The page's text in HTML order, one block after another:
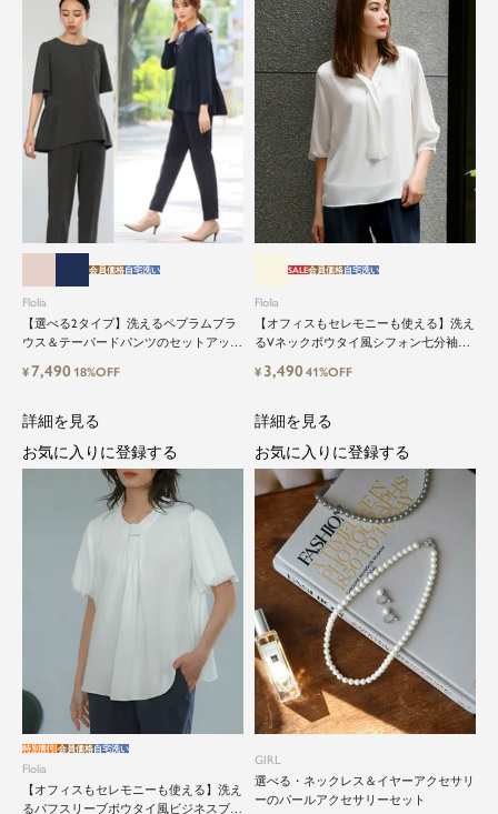
鮮度アップを重ねつづける、大人の女
性のためのスーツファッション
オフィスやマザーシーンで活躍するセレモニース
close
Flolia
【選べる2タイプ】洗えるペプラムブラ
ウス＆テーパードパンツのセットアップ
会員価格自宅洗い
¥7,490 18%OFF
Flolia
【オフィスもセレモニーも使える】洗え
るVネックボウタイ風シフォン七分袖ビ
SALE会員価格自宅洗い
¥ 3,49041%OFF
Flolia
【オフィスもセレモニーも使える】洗え
るパフスリーブボウタイ風ビジネスブラ
特別割引会員価格自宅洗い
詳細を見る
お気に入りに登録する
GIRL
選べる・ネックレス＆イヤーアクセサリ
ーのパールアクセサリーセット
詳細を見る
お気に入りに登録する